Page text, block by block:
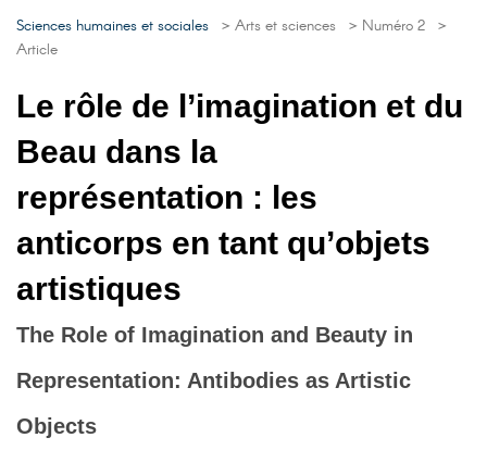
Sciences humaines et sociales > Arts et sciences > Numéro 2 >
Article
Le rôle de l’imagination et du
Beau dans la
représentation : les
anticorps en tant qu’objets
artistiques
The Role of Imagination and Beauty in
Representation: Antibodies as Artistic
Objects